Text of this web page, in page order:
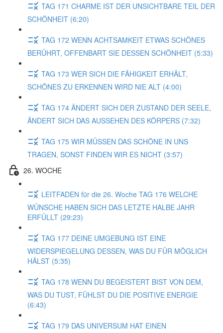
TAG 171 CHARME IST DER UNSICHTBARE TEIL DER
SCHÖNHEIT (6:20)
TAG 172 WENN ACHTSAMKEIT ETWAS SCHÖNES
BERÜHRT, OFFENBART SIE DESSEN SCHÖNHEIT (5:33)
TAG 173 WER SICH DIE FÄHIGKEIT ERHÄLT,
SCHÖNES ZU ERKENNEN WIRD NIE ALT (4:00)
TAG 174 ÄNDERT SICH DER ZUSTAND DER SEELE,
ÄNDERT SICH DAS AUSSEHEN DES KÖRPERS (7:32)
TAG 175 WIR MÜSSEN DAS SCHÖNE IN UNS
TRAGEN, SONST FINDEN WIR ES NICHT (3:57)
26. WOCHE
LEITFADEN für die 26. Woche TAG 176 WELCHE
WÜNSCHE HABEN SICH DAS LETZTE HALBE JAHR
ERFÜLLT (29:23)
TAG 177 DEINE UMGEBUNG IST EINE
WIDERSPIEGELUNG DESSEN, WAS DU FÜR MÖGLICH
HÄLST (5:35)
TAG 178 WENN DU BEGEISTERT BIST VON DEM,
WAS DU TUST, FÜHLST DU DIE POSITIVE ENERGIE
(6:43)
TAG 179 DAS UNIVERSUM HAT EINEN